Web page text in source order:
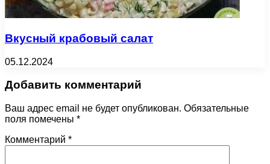
Вкусный крабовый салат
05.12.2024
Добавить комментарий
Ваш адрес email не будет опубликован. Обязательные
поля помечены *
Комментарий *